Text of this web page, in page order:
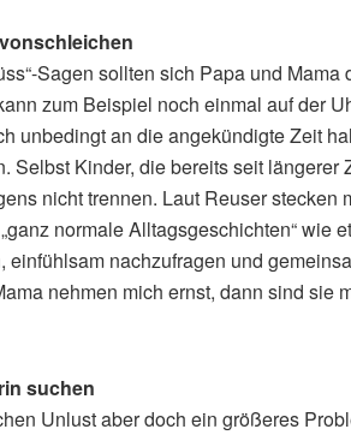
Sagen sollten sich Papa und
zum Beispiel noch einmal auf der
unbedingt an die angekündigte Zeit
Selbst Kinder, die bereits seit längerer
nicht trennen. Laut Reuser stecken
normale Alltagsgeschichten“ wie
einfühlsam nachzufragen und
nehmen mich ernst, dann sind sie
suchen
Unlust aber doch ein größeres